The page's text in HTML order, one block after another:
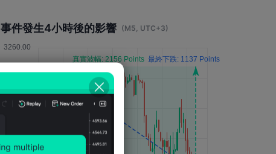
事件發生4小時後的影響 (M5, UTC+3)